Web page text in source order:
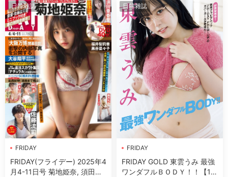
日韓雜誌
FRIDAY
FRIDAY(フライデー) 2025年4
月4-11日号 菊地姫奈, 須田亜
日韓雜誌
FRIDAY
FRIDAY GOLD 東雲うみ 最強
ワンダフルＢＯＤＹ！！【14